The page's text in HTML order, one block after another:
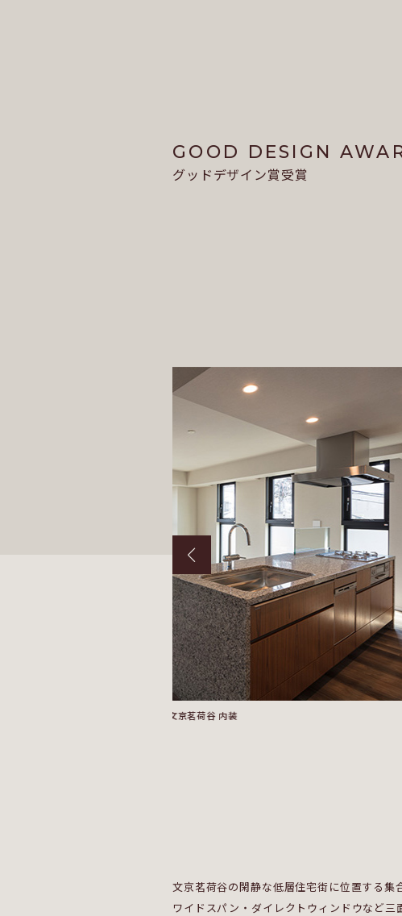
GOOD DESIGN
グッドデザイン賞受賞
文京茗荷谷の閑静な低層住宅街に位置する集
ワイドスパン・ダイレクトウィンドウなど